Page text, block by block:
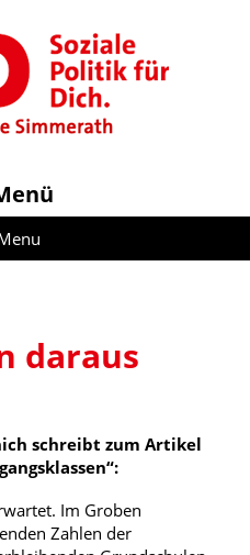
daraus
schreibt zum Artikel
Im Groben
Zahlen der